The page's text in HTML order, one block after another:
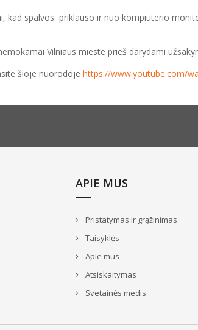
kad spalvos priklauso ir nuo kompiuterio
Vilniaus mieste prieš darydami
šioje nuorodoje https://www.youtube.com/
APIE MUS
Pristatymas ir grąžinimas
Taisyklės
Apie mus
Atsiskaitymas
Svetainės medis